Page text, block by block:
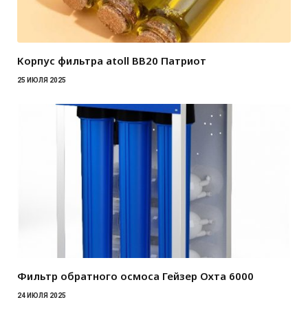
Корпус фильтра atoll BB20 Патриот
25 ИЮЛЯ 2025
Фильтр обратного осмоса Гейзер Охта 6000
24 ИЮЛЯ 2025